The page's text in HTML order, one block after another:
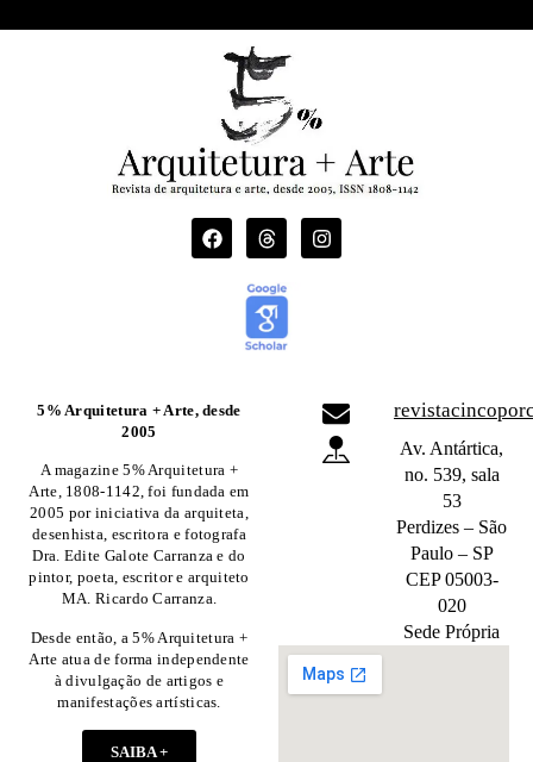
5% Arquitetura + Arte, desde
2005
A magazine 5% Arquitetura +
Arte, 1808-1142, foi fundada em
2005 por iniciativa da arquiteta,
desenhista, escritora e fotografa
Dra. Edite Galote Carranza e do
pintor, poeta, escritor e arquiteto
MA. Ricardo Carranza.
Desde então, a 5% Arquitetura +
Arte atua de forma independente
à divulgação de artigos e
manifestações artísticas.
SAIBA +
Av. Antártica,
no. 539, sala
53
Perdizes – São
Paulo – SP
CEP 05003-
020
Sede Própria